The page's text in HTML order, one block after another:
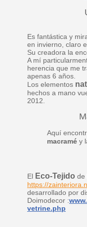
Es fantástica y
en invierno, claro
Su creadora la
A mí
herencia que me
apenas 6 años.
Los elementos
hechos a mano
2012.
Aquí
macramé y
El Eco-Tejido de
https://
desarrollado por
Doimodecor :
vetrine.php